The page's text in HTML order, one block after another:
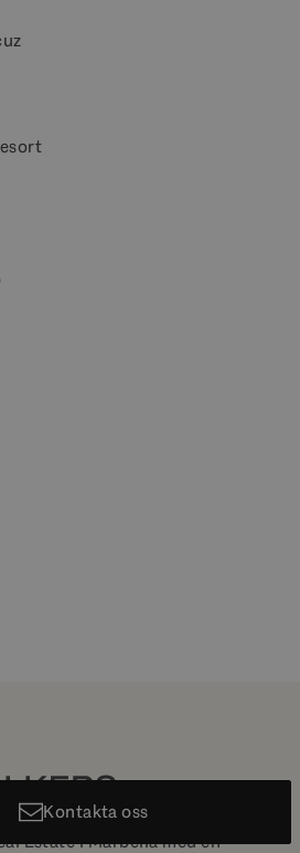
Estate i Marbella med en
Kontakta oss